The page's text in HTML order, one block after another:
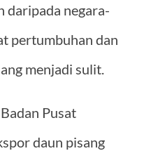
daripada negara-
pertumbuhan dan
menjadi sulit.
Pusat
daun pisang